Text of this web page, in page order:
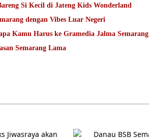
Si Kecil di Jateng Kids Wonderland
dengan Vibes Luar Negeri
Kamu Harus ke Gramedia Jalma Semarang
Semarang Lama